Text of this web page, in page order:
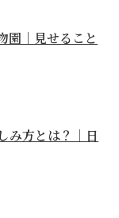
園｜見せること
み方とは？｜日